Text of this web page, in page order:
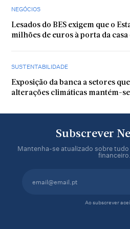
NEGÓCIOS
Lesados do BES exigem que o
milhões de euros à porta da
SUSTENTABILIDADE
Exposição da banca a setores
alterações climáticas mantém-se
Subscrever
Mantenha-se atualizado sobre
financeiro.
Ao subscrever